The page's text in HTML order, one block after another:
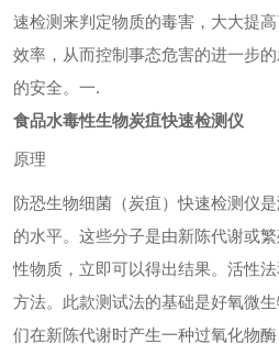
速检测来判定物质的毒害，大大提
效率，从而控制事态危害的进一步
的安全。 一.
食品水毒性生物炭疽快速检测仪
原理
防恐生物细菌（炭疽）快速检测仪
的水平。这些分子是由新陈代谢或
性物质，立即可以得出结果。活性
方法。 此款测试法的基础是好氧微
们在新陈代谢时产生一种过氧化物